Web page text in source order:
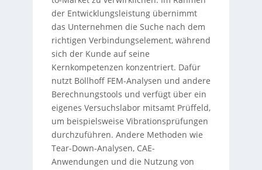
der Entwicklungsleistung übernimmt
das Unternehmen die Suche nach dem
richtigen Verbindungselement, während
sich der Kunde auf seine
Kernkompetenzen konzentriert. Dafür
nutzt Böllhoff FEM-Analysen und andere
Berechnungstools und verfügt über ein
eigenes Versuchslabor mitsamt Prüffeld,
um beispielsweise Vibrationsprüfungen
durchzuführen. Andere Methoden wie
Tear-Down-Analysen, CAE-
Anwendungen und die Nutzung von